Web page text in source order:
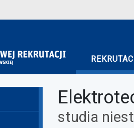
studia